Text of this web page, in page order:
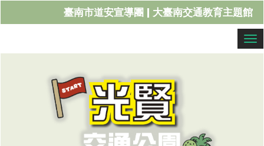
臺南市道安宣導團 大臺南交通教育主題館